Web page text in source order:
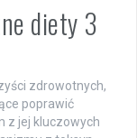
diety 3
zdrowotnych,
poprawić
z jej kluczowych